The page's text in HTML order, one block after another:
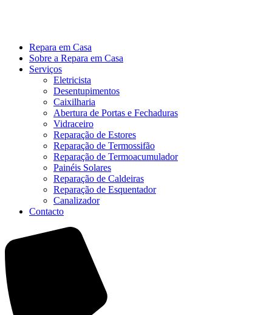
Repara em Casa
Sobre a Repara em Casa
Serviços
Eletricista
Desentupimentos
Caixilharia
Abertura de Portas e Fechaduras
Vidraceiro
Reparação de Estores
Reparação de Termossifão
Reparação de Termoacumulador
Painéis Solares
Reparação de Caldeiras
Reparação de Esquentador
Canalizador
Contacto